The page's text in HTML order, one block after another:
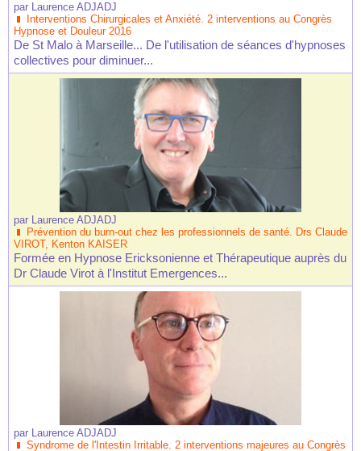
par Laurence ADJADJ
Interventions Chirurgicales et Anxiété. 2 interventions au Congrès
Hypnose et Douleur 2016
De St Malo à Marseille... De l'utilisation de séances d'hypnoses
collectives pour diminuer...
par Laurence ADJADJ
Prévention du burn-out chez les professionnels de santé. Drs Claude
VIROT, Kenton KAISER
Formée en Hypnose Ericksonienne et Thérapeutique auprès du
Dr Claude Virot à l'Institut Emergences...
par Laurence ADJADJ
Syndrome de l'Intestin Irritable. 2 interventions majeures au Congrès